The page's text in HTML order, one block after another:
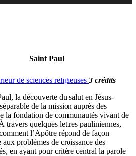
Saint Paul
de sciences religieuses 3 crédits
la découverte du salut en Jésus-
de la mission auprès des
la fondation de communautés vivant de
travers quelques lettres pauliniennes,
l’Apôtre répond de façon
aux problèmes de croissance des
en ayant pour critère central la parole